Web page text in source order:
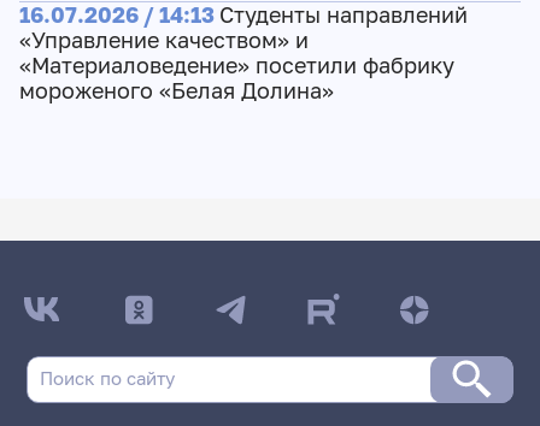
16.07.2026 / 14:13 Студенты направлений
«Управление качеством» и
«Материаловедение» посетили фабрику
мороженого «Белая Долина»